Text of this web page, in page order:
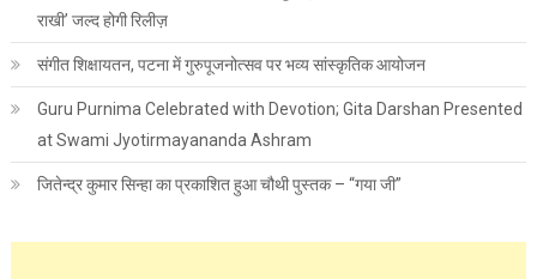
राखी’ जल्द होगी रिलीज़
संगीत शिक्षायतन, पटना में गुरुपूजनोत्सव पर भव्य सांस्कृतिक आयोजन
Guru Purnima Celebrated with Devotion; Gita Darshan Presented
at Swami Jyotirmayananda Ashram
जितेन्द्र कुमार सिन्हा का प्रकाशित हुआ चौथी पुस्तक – “गया जी”